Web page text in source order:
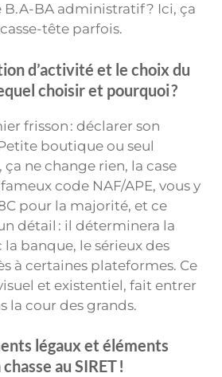
BA administratif ? Ici, ça
tête parfois.
d’activité et le choix du
choisir et pourquoi ?
frisson : déclarer son
boutique ou seul
ne change rien, la case
code NAF/APE, vous y
pour la majorité, et ce
détail : il déterminera la
banque, le sérieux des
à certaines plateformes. Ce
et existentiel, fait entrer
la cour des grands.
légaux et éléments
au SIRET !